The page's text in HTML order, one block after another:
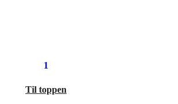
1
Til toppen